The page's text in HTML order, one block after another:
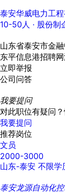
泰安华威电力工
10-50人 · 股份制
山东省泰安市金
东平信息港招聘
立即举报
公司问答
我要提问
对此职位有疑问
我要提问
推荐岗位
文员
2000-3000
山东-泰安 不限学
泰安龙源自动化